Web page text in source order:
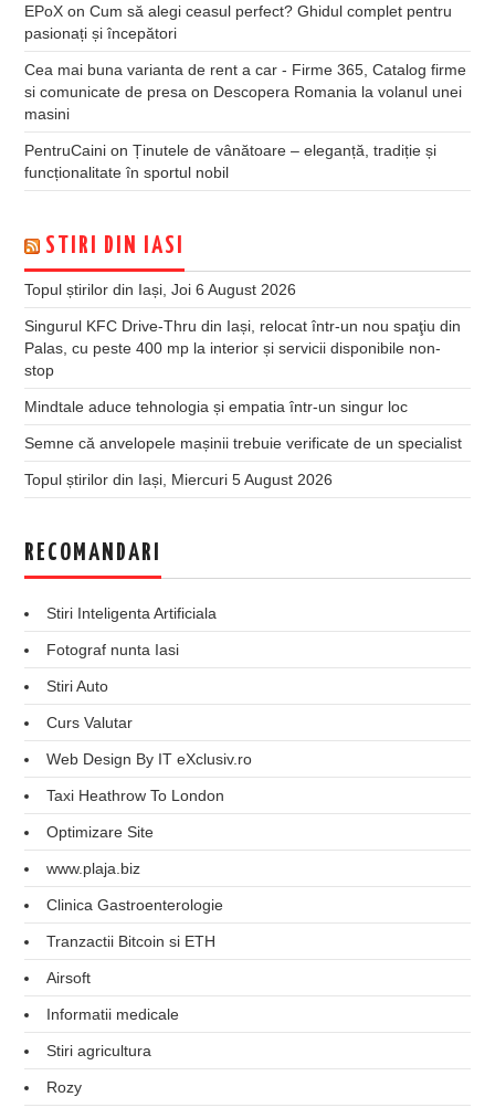
EPoX onCum să alegi ceasul perfect? Ghidul complet pentru
pasionați și începători
Cea mai buna varianta de rent a car - Firme 365, Catalog firme
si comunicate de presa on Descopera Romania la volanul unei
masini
PentruCaini onȚinutele de vânătoare – eleganță, tradiție și
funcționalitate în sportul nobil
STIRI DIN IASI
Topul știrilor din Iași, Joi 6 August 2026
Singurul KFC Drive-Thru din Iași, relocat într-un nou spaţiu din
Palas, cu peste 400 mp la interior și servicii disponibile non-
stop
Mindtale aduce tehnologia și empatia într-un singur loc
Semne că anvelopele mașinii trebuie verificate de un specialist
Topul știrilor din Iași, Miercuri 5 August 2026
RECOMANDARI
Stiri Inteligenta Artificiala
Fotograf nunta Iasi
Stiri Auto
Curs Valutar
Web Design By IT eXclusiv.ro
Taxi Heathrow To London
Optimizare Site
www.plaja.biz
Clinica Gastroenterologie
Tranzactii Bitcoin si ETH
Airsoft
Informatii medicale
Stiri agricultura
Rozy